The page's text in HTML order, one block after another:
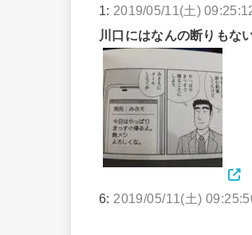
1: 2019/05/11(土)
川口にはなんの断りもな
6: 2019/05/11(土)